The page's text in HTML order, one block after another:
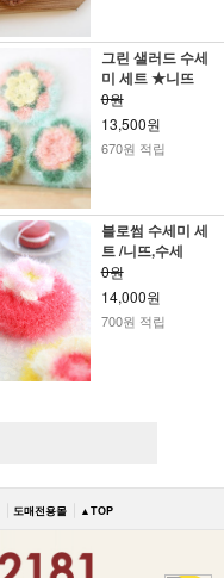
그린 샐러드 수세
미 세트 ★니뜨
0원
13,500원
670원 적립
블로썸 수세미 세
트 /니뜨,수세
0원
14,000원
700원 적립
도매전용몰 ▲TOP